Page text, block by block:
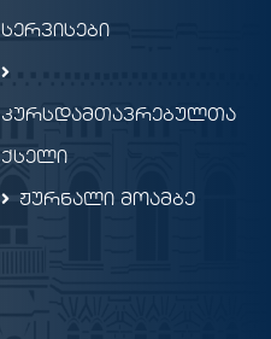
სერვისები
კურსდამთავრებულთა
ქსელი
ჟურნალი მოამბე